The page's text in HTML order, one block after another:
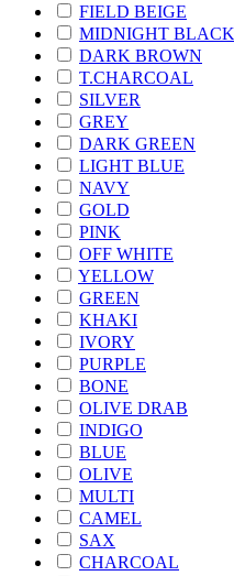
FIELD BEIGE
MIDNIGHT BLACK
DARK BROWN
T.CHARCOAL
SILVER
GREY
DARK GREEN
LIGHT BLUE
NAVY
GOLD
PINK
OFF WHITE
YELLOW
GREEN
KHAKI
IVORY
PURPLE
BONE
OLIVE DRAB
INDIGO
BLUE
OLIVE
MULTI
CAMEL
SAX
CHARCOAL